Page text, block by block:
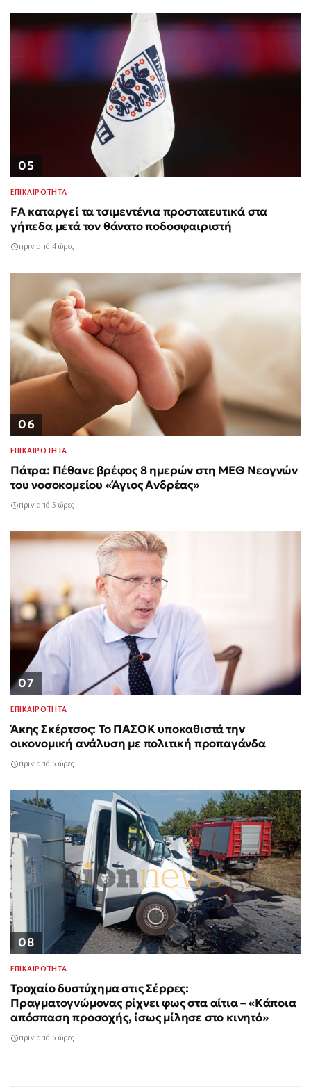
05
ΕΠΙΚΑΙΡΟΤΗΤΑ
FA καταργεί τα τσιμεντένια προστατευτικά στα
γήπεδα μετά τον θάνατο ποδοσφαιριστή
πριν από 4 ώρες
06
ΕΠΙΚΑΙΡΟΤΗΤΑ
Πάτρα: Πέθανε βρέφος 8 ημερών στη ΜΕΘ Νεογνών
του νοσοκομείου «Άγιος Ανδρέας»
πριν από 5 ώρες
07
ΕΠΙΚΑΙΡΟΤΗΤΑ
Άκης Σκέρτσος: Το ΠΑΣΟΚ υποκαθιστά την
οικονομική ανάλυση με πολιτική προπαγάνδα
πριν από 5 ώρες
08
ΕΠΙΚΑΙΡΟΤΗΤΑ
Τροχαίο δυστύχημα στις Σέρρες:
Πραγματογνώμονας ρίχνει φως στα αίτια – «Κάποια
απόσπαση προσοχής, ίσως μίλησε στο κινητό»
πριν από 5 ώρες